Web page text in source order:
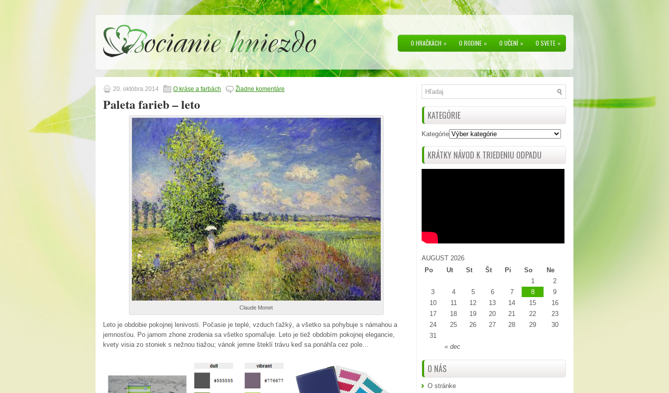
O HRAČKÁCH » O RODINE » O UČENÍ » O SVETE »
20. októbra 2014 O kráse a farbách Žiadne komentáre
Paleta farieb – leto
Claude Monet
Leto je obdobie pokojnej lenivosti. Počasie je teplé, vzduch ťažký, a všetko sa pohybuje s námahou a
jemnosťou. Po jarnom zhone zrodenia sa všetko spomaľuje. Leto je tiež obdobím pokojnej elegancie,
kvety visia zo stoniek s nežnou tiažou; vánok jemne šteklí trávu keď sa ponáhľa cez pole…
KATEGÓRIE
Kategórie
KRÁTKY NÁVOD K TRIEDENIU ODPADU
AUGUST 2026
Po
Ut St Št Pi So Ne
« dec
1
2
3
4 5 6 7 8
9
10
11 12 13 14 15
16
17
18 19 20 21 22
23
24
25 26 27 28 29
30
31
O NÁS
O stránke